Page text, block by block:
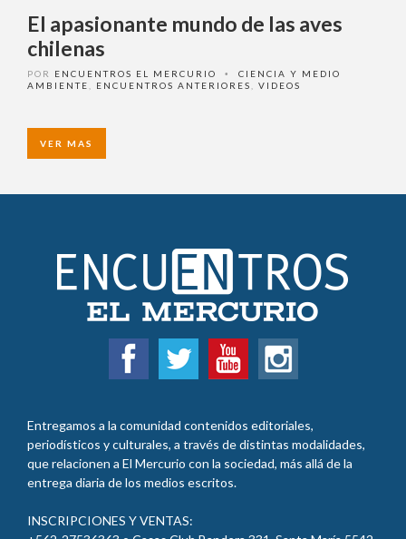
El apasionante mundo de las aves
chilenas
AMBIENTE,ENCUENTROS ANTERIORES , VIDEOS
Entregamos a la comunidad contenidos editoriales,
periodísticos y culturales, a través de distintas modalidades,
que relacionen a El Mercurio con la sociedad, más allá de la
entrega diaria de los medios escritos.
INSCRIPCIONES Y VENTAS:
Llámenos al+562 27536300ó escríbanos a
soportedigital@mercurio.cl